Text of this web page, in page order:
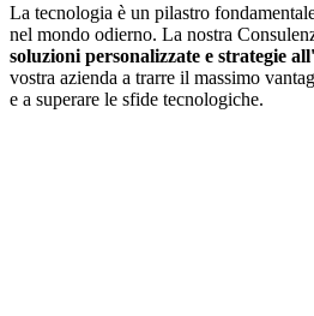
La tecnologia è un pilastro
nel mondo odierno. La nostra
soluzioni personalizzate e strategie
vostra azienda a trarre il massimo
e a superare le sfide tecnologiche.